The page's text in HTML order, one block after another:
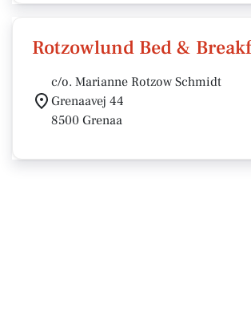
Rotzowlund Bed &
c/o. Marianne Rotzow Schmidt
Grenaavej 44
8500 Grenaa